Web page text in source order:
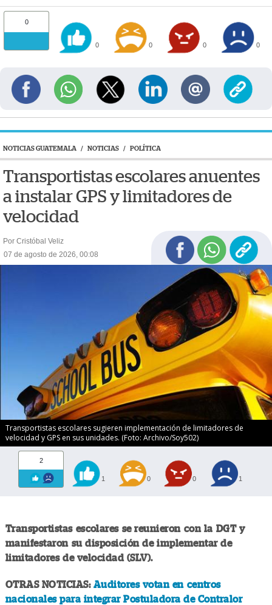
0
0 0 0 0
NOTICIAS GUATEMALA / NOTICIAS / POLÍTICA
Transportistas escolares anuentes
a instalar GPS y limitadores de
velocidad
Por Cristóbal Veliz
07 de agosto de 2026, 00:08
Transportistas escolares sugieren implementación de limitadores de
velocidad y GPS en sus unidades. (Foto: Archivo/Soy502)
2
1 0 0 1
Transportistas escolares se reunieron con la DGT y
manifestaron su disposición de implementar de
limitadores de velocidad (SLV).
OTRAS NOTICIAS: Auditores votan en centros
nacionales para integrar Postuladora de Contralor